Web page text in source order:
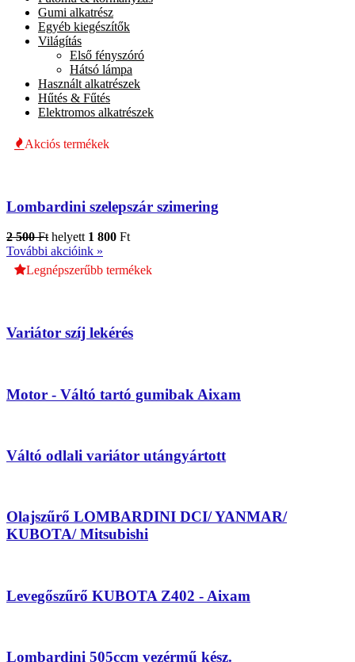
Gumi alkatrész
Egyéb kiegészítők
Világítás
Első fényszóró
Hátsó lámpa
Használt alkatrészek
Hűtés & Fűtés
Elektromos alkatrészek
Akciós termékek
Lombardini szelepszár szimering
2 500 Fthelyett 1 800 Ft
További akcióink »
Legnépszerűbb termékek
Variátor szíj lekérés
Motor - Váltó tartó gumibak Aixam
Váltó odlali variátor utángyártott
Olajszűrő LOMBARDINI DCI/ YANMAR/
KUBOTA/ Mitsubishi
Levegőszűrő KUBOTA Z402 - Aixam
Lombardini 505ccm vezérmű kész.